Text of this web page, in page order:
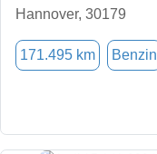
Hannover, 30179
171.495 km Benzin